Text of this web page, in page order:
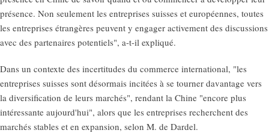
présence. Non seulement les entreprises suisses et européennes, toutes
les entreprises étrangères peuvent y engager activement des discussions
avec des partenaires potentiels", a-t-il expliqué.
Dans un contexte des incertitudes du commerce international, "les
entreprises suisses sont désormais incitées à se tourner davantage vers
la diversification de leurs marchés", rendant la Chine "encore plus
intéressante aujourd'hui", alors que les entreprises recherchent des
marchés stables et en expansion, selon M. de Dardel.